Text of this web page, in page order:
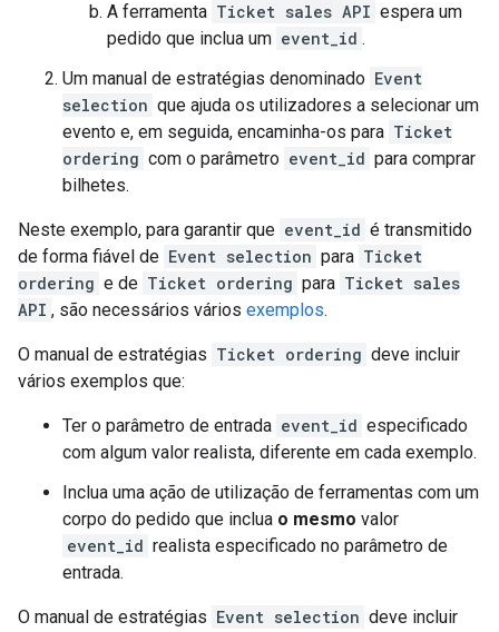
A ferramenta Ticket sales API espera um
pedido que inclua um event_id .
Um manual de estratégias denominado Event
selection que ajuda os utilizadores a selecionar um
evento e, em seguida, encaminha-os para Ticket
ordering com o parâmetro event_id para comprar
bilhetes.
Neste exemplo, para garantir que event_id é transmitido
de forma fiável de Event selection para Ticket
ordering e de Ticket ordering para Ticket sales
API , são necessários vários exemplos.
O manual de estratégias Ticket ordering deve incluir
vários exemplos que:
Ter o parâmetro de entrada event_id especificado
com algum valor realista, diferente em cada exemplo.
Inclua uma ação de utilização de ferramentas com um
corpo do pedido que inclua o mesmo valor
event_id realista especificado no parâmetro de
entrada.
O manual de estratégias Event selection deve incluir